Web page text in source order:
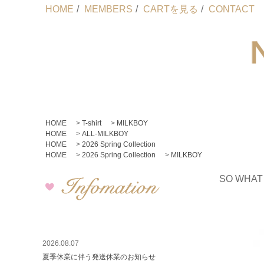
HOME / MEMBERS / CARTを見る / CONTACT
HOME > T-shirt > MILKBOY
HOME
> ALL-MILKBOY
HOME
> 2026 Spring Collection
HOME
> 2026 Spring Collection > MILKBOY
2026.08.07
夏季休業に伴う発送休業のお知らせ
SO